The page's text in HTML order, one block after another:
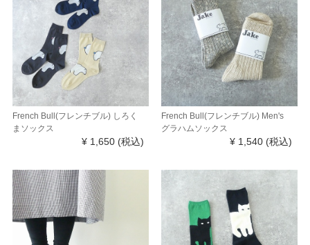
French Bull(フレンチブル) しろく
まソックス
¥ 1,650 (税込)
French Bull(フレンチブル) Men's
グラハムソックス
¥ 1,540 (税込)